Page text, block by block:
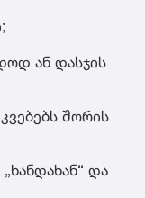
ან დასჯის
შორის
და